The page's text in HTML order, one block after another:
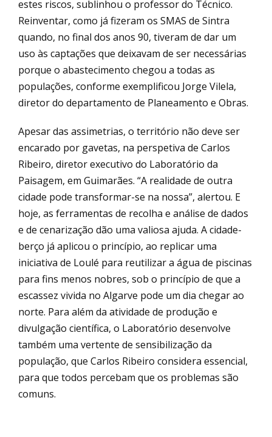
estes riscos, sublinhou o professor do Técnico.
Reinventar, como já fizeram os SMAS de Sintra
quando, no final dos anos 90, tiveram de dar um
uso às captações que deixavam de ser necessárias
porque o abastecimento chegou a todas as
populações, conforme exemplificou Jorge Vilela,
diretor do departamento de Planeamento e Obras.
Apesar das assimetrias, o território não deve ser
encarado por gavetas, na perspetiva de Carlos
Ribeiro, diretor executivo do Laboratório da
Paisagem, em Guimarães. “A realidade de outra
cidade pode transformar-se na nossa”, alertou. E
hoje, as ferramentas de recolha e análise de dados
e de cenarização dão uma valiosa ajuda. A cidade-
berço já aplicou o princípio, ao replicar uma
iniciativa de Loulé para reutilizar a água de piscinas
para fins menos nobres, sob o princípio de que a
escassez vivida no Algarve pode um dia chegar ao
norte. Para além da atividade de produção e
divulgação científica, o Laboratório desenvolve
também uma vertente de sensibilização da
população, que Carlos Ribeiro considera essencial,
para que todos percebam que os problemas são
comuns.